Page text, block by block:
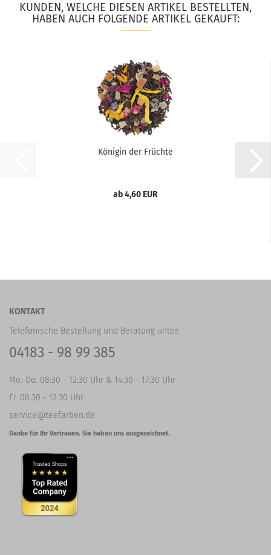
KUNDEN, WELCHE DIESEN ARTIKEL BESTELLTEN,
HABEN AUCH FOLGENDE ARTIKEL GEKAUFT:
Königin der Früchte
ab 4,60 EUR
KONTAKT
Telefonische Bestellung und Beratung unter:
04183 - 98 99 385
Mo.-Do. 08:30 - 12:30 Uhr & 14:30 - 17:30 Uhr
Fr. 08:30 - 12:30 Uhr
service@teefarben.de
Danke für Ihr Vertrauen. Sie haben uns ausgezeichnet.